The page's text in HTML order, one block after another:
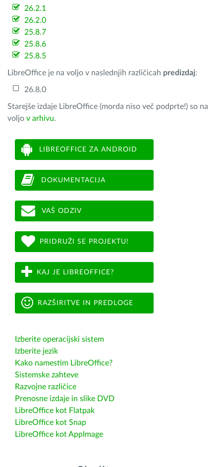
26.2.1
26.2.0
25.8.7
25.8.6
25.8.5
LibreOffice je na voljo v naslednjih različicah predizdaj:
26.8.0
Starejše izdaje LibreOffice (morda niso več podprte!) so na
voljo v arhivu.
LIBREOFFICE ZA ANDROID
DOKUMENTACIJA
VAŠ ODZIV
PRIDRUŽI SE PROJEKTU!
KAJ JE LIBREOFFICE?
RAZŠIRITVE IN PREDLOGE
Izberite operacijski sistem
Izberite jezik
Kako namestim LibreOffice?
Sistemske zahteve
Razvojne različice
Prenosne izdaje in slike DVD
LibreOffice kot Flatpak
LibreOffice kot Snap
LibreOffice kot AppImage